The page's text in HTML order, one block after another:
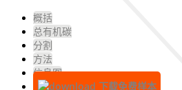
概括
总有机碳
分割
方法
信息图
下载免费样本